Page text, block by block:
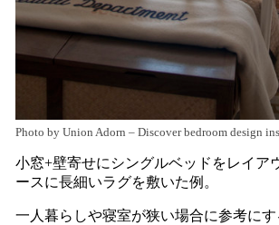
Photo by Union Adorn – Discover bedroom design
小窓+壁寄せにシングルベッドをレイア
ースに長細いラグを敷いた例。
一人暮らしや寝室が狭い場合に参考に